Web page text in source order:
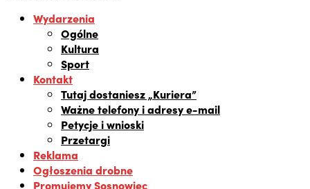
Wydarzenia
Ogólne
Kultura
Sport
Kontakt
Tutaj dostaniesz „Kuriera”
Ważne telefony i adresy e-mail
Petycje i wnioski
Przetargi
Reklama
Ogłoszenia drobne
Promujemy Sosnowiec